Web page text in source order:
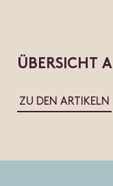
ÜBERSICHT
ZU DEN ARTIKELN